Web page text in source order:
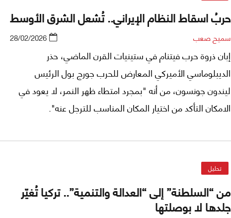
حربُ اسقاط النظام الإيراني.. تُشعل الشرق الأوسط
سميح صعب 28/02/2026
إبان ذروة حرب فيتنام في ستينيات القرن الماضي، حذر
الديبلوماسي الأميركي المعارض للحرب جورج بول الرئيس
ليندون جونسون، من أنه "بمجرد امتطاء ظهر النمر، لا يعود في
الامكان التأكد من اختيار المكان المناسب للترجل عنه".
تحليل
من “السلطنة” إلى “العدالة والتنمية”.. تركيا تُغيّر
جلدها لا بوصلتها